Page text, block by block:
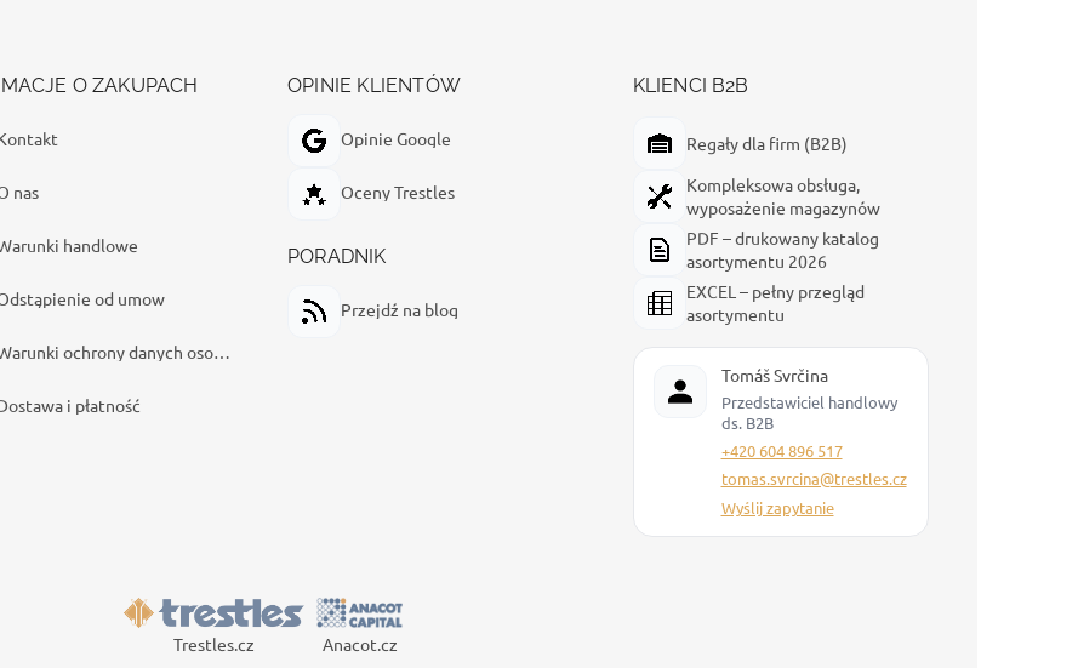
O ZAKUPACH
nas
handlowe
od umow
Warunki ochrony danych osobowych
i płatność
OPINIE KLIENTÓW
Opinie Google
Oceny Trestles
PORADNIK
Przejdź na blog
KLIENCI B2B
Regały dla firm (B2B)
Kompleksowa obsługa,
wyposażenie magazynów
PDF – drukowany katalog
asortymentu 2026
EXCEL – pełny przegląd
asortymentu
Tomáš Svrčina
Przedstawiciel handlowy
ds. B2B
+420 604 896 517
tomas.svrcina@trestles.cz
Wyślij zapytanie
Trestles.cz Anacot.cz